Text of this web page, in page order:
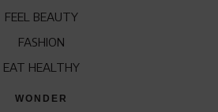
FEEL BEAUTY
FASHION
EAT HEALTHY
WONDER